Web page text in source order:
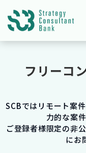
フリーコ
SCBではリモート案
力的な案
ご登録者様限定の非
にお